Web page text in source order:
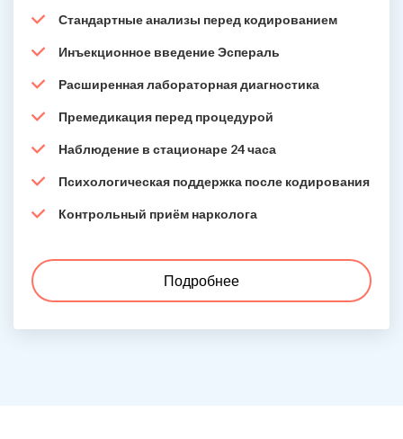
Стандартные анализы перед кодированием
Инъекционное введение Эспераль
Расширенная лабораторная диагностика
Премедикация перед процедурой
Наблюдение в стационаре 24 часа
Психологическая поддержка после кодирования
Контрольный приём нарколога
Подробнее